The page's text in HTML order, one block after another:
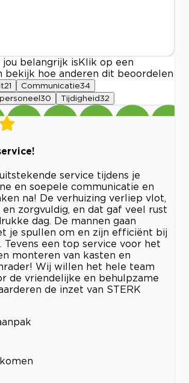
jou belangrijk is Klik op een
bekijk hoe anderen dit beoordelen
21 Communicatie34
30 Tijdigheid32
service tijdens je
en soepele communicatie en
na! De verhuizing verliep vlot,
zorgvuldig, en dat gaf veel rust
dag. De mannen gaan
je spullen om en zijn efficiënt bij
Tevens een top service voor het
monteren van kasten en
Wij willen het hele team
de vriendelijke en behulpzame
de inzet van STERK